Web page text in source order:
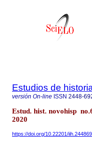
Estudios de
versión On-line ISSN 2448-
Estud. hist. novohisp
2020
https://doi.org/10.22201/